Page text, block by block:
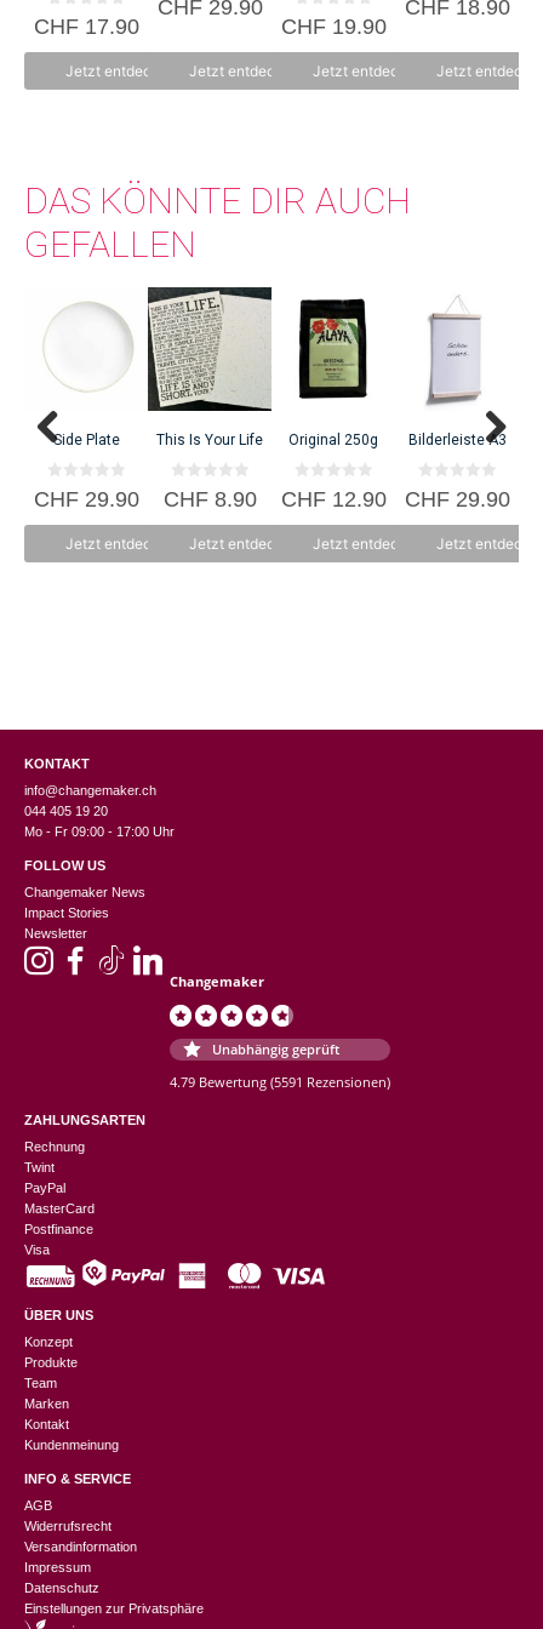
0
v
CHF17.90
Jetzt entdecken
von 5
CHF29.90
Jetzt entdecken
0
v
CHF19.90
Jetzt entdecken
v
CHF18.90
Jetzt
DAS KÖNNTE DIR AUCH
GEFALLEN
Side Plate
0
v
CHF29.90
Jetzt entdecken
This Is Your Life
0
v
CHF8.90
Jetzt entdecken
Original 250g
0
v
CHF12.90
Jetzt entdecken
Bilderleiste A3
0
v
CHF29.90
Jetzt
KONTAKT
info@changemaker.ch
044 405 19 20
Mo - Fr 09:00 - 17:00 Uhr
FOLLOW US
Changemaker News
Impact Stories
Newsletter
Changemaker
Unabhängig geprüft
4.79 Bewertung (5591 Rezensionen)
ZAHLUNGSARTEN
Rechnung
Twint
PayPal
MasterCard
Postfinance
Visa
ÜBER UNS
Konzept
Produkte
Team
Marken
Kontakt
Kundenmeinung
INFO & SERVICE
AGB
Widerrufsrecht
Versandinformation
Impressum
Datenschutz
Einstellungen zur Privatsphäre